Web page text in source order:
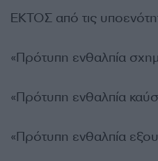
ΕΚΤΟΣ από τις
«Πρότυπη ενθαλπία
«Πρότυπη ενθαλπία
«Πρότυπη ενθαλπία